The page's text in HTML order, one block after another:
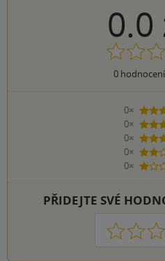
0.0
0
0×
0×
4
0×
3
0×
2
0×
1
PŘIDEJTE SVÉ
1 2 3 4 5